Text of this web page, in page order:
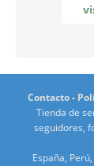
Contacto-
Tienda de
seguidores,
España,